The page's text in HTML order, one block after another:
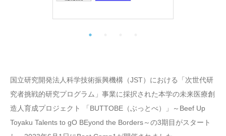
国立研究開発法人科学技術振興機構（JST）における「次世代研
究者挑戦的研究プログラム」事業に採択された本学の未来医療創
造人育成プロジェクト 「BUTTOBE（ぶっとべ）」～Beef Up
Toyaku Talents to gO BEyond the Borders～の3期目がスタート